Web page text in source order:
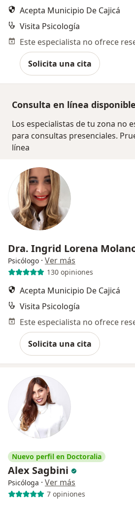
Acepta Municipio De Cajicá
Visita Psicología
Solicita una cita
Consulta en línea disponible
Los especialistas de tu zona no
para consultas presenciales.
línea
Dra. Ingrid Lorena
Psicólogo · Ver más
130 opiniones
Acepta Municipio De Cajicá
Visita Psicología
Solicita una cita
Nuevo perfil en Doctoralia
Alex Sagbini
Psicóloga · Ver más
7 opiniones